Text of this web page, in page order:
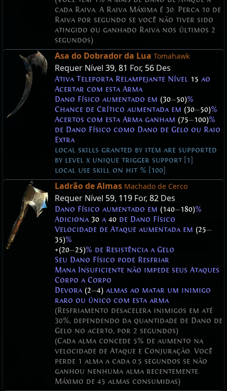
cada Raiva. A Raiva Máxima é 30. Perca 10 de
Raiva por segundo se você não tiver sido
atingido ou ganhado Raiva nos últimos 2
segundos)
Asa do Dobrador da Lua Tomahawk
Requer Nível 39, 81 For, 56 Des
Ativa Teleporta Relampejante Nível 15 ao
Acertar com esta Arma
Dano Físico aumentado em (30—50)%
Chance de Crítico aumentada em (30—50)%
Acertos com esta Arma ganham (75—100)%
de Dano Físico como Dano de Gelo ou Raio
Extra
local skills granted by item are supported
by level x unique trigger support [1]
local use skill on hit % [100]
Ladrão de Almas Machado de Cerco
Requer Nível 59, 119 For, 82 Des
Dano Físico aumentado em (140—180)%
Adiciona 30 a 40 de Dano Físico
Velocidade de Ataque aumentada em (25—
35)%
+(20—25)% de Resistência a Gelo
Seu Dano Físico pode Resfriar
Mana Insuficiente não impede seus Ataques
Corpo a Corpo
Devora (2—4) almas ao matar um inimigo
raro ou único com esta arma
(Resfriamento desacelera inimigos em até
30%, dependendo da quantidade de Dano de
Gelo no acerto, por 2 segundos)
(Cada alma concede 5% de aumento na
velocidade de Ataque e Conjuração. Você
perde 1 alma a cada 0.5 segundos se não
ganhou nenhuma alma recentemente.
Máximo de 45 almas consumidas)